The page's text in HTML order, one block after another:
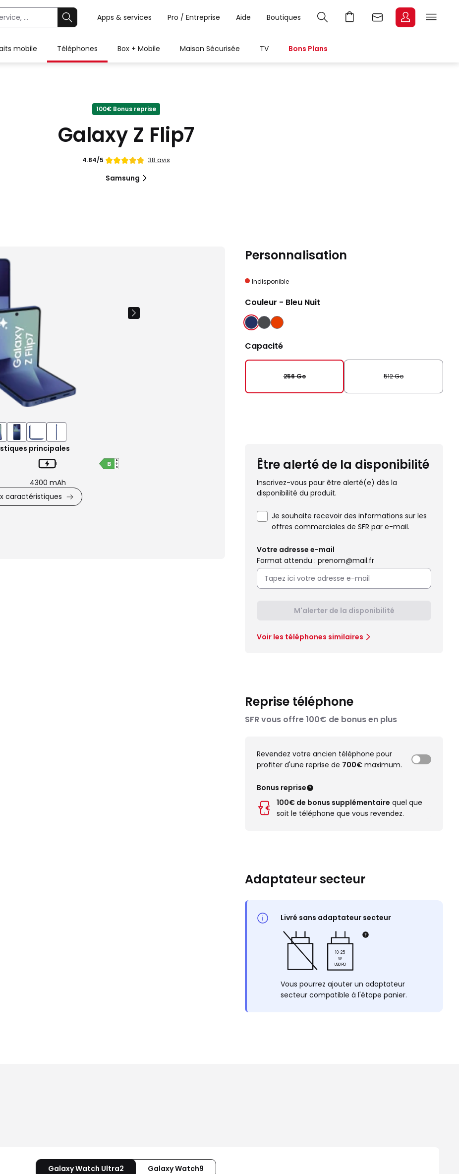
Apps & services Pro / Entreprise Aide Boutiques
mobile Téléphones Box + Mobile Maison Sécurisée TV Bons Plans
100€ Bonus reprise
Galaxy Z Flip7
Note
4.84/5 38 avis
Samsung
principales
4300 mAh
caractéristiques
Personnalisation
Indisponible
Couleur - Bleu Nuit
BLEU NUIT NOIR CORAIL
Capacité
256 Go 512 Go
Être alerté de la disponibilité
Inscrivez-vous pour être alerté(e) dès la
disponibilité du produit.
Je souhaite recevoir des informations sur les
offres commerciales de SFR par e-mail.
Votre adresse e-mail
Format attendu : prenom@mail.fr
M'alerter de la disponibilité
Voir les téléphones similaires
Reprise téléphone
SFR vous offre 100€ de bonus en plus
Revendez votre ancien téléphone pour
profiter d'une reprise de 700€ maximum.
Bonus reprise
100€ de bonus supplémentaire quel que
soit le téléphone que vous revendez.
Adaptateur secteur
Livré sans adaptateur secteur
10-25
W
USB PD
Vous pourrez ajouter un adaptateur
secteur compatible à l'étape panier.
Galaxy Watch Ultra2 Galaxy Watch9